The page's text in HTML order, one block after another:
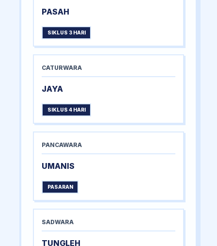
PASAH
SIKLUS 3 HARI
CATURWARA
JAYA
SIKLUS 4 HARI
PANCAWARA
UMANIS
PASARAN
SADWARA
TUNGLEH